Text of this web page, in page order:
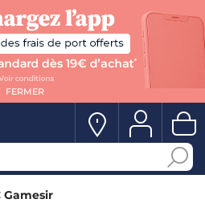
FERMER
Gamesir